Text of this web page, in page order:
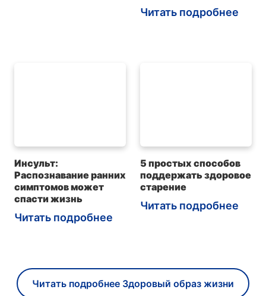
Читать подробнее
Инсульт:
Распознавание ранних
симптомов может
спасти жизнь
Читать подробнее
5 простых способов
поддержать здоровое
старение
Читать подробнее
Читать подробнее Здоровый образ жизни